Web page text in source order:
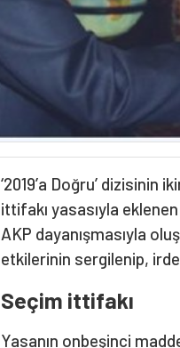
‘2019’a Doğru’ dizisinin
ittifakı yasasıyla
AKP dayanışmasıyla
etkilerinin sergilenip,
Seçim ittifakı
Yasanın onbeşinci